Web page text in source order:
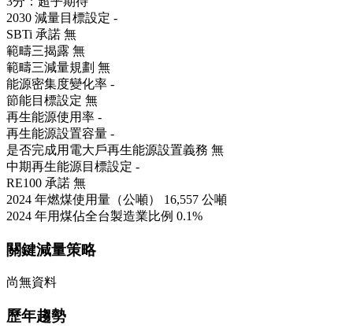
2030 減量目標設定 -
SBTi 承諾 無
範疇三揭露 無
範疇三減量規劃 無
能源密集度變化率 -
節能目標設定 無
再生能源使用率 -
再生能源設置容量 -
是否完成用電大戶再生能源設置義務 無
中期再生能源目標設定 -
RE100 承諾 無
2024 年燃煤使用量（公噸） 16,557 公噸
2024 年用煤佔全台製造業比例 0.1%
關鍵減量策略
尚無資料
歷年趨勢